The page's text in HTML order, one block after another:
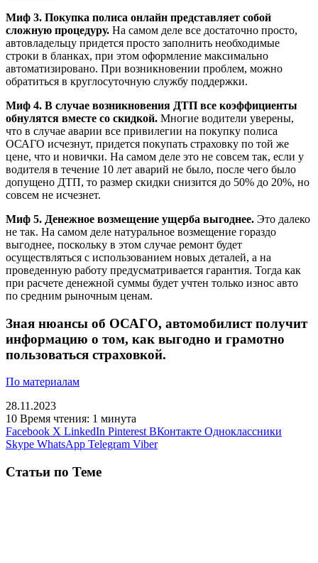
Миф 3. Покупка полиса онлайн представляет собой
сложную процедуру. На самом деле все достаточно просто,
автовладельцу придется просто заполнить необходимые
строки в бланках, при этом оформление максимально
автоматизировано. При возникновении проблем, можно
обратиться в круглосуточную службу поддержки.
Миф 4. В случае возникновения ДТП все коэффициенты
обнулятся вместе со скидкой. Многие водители уверены,
что в случае аварии все привилегии на покупку полиса
ОСАГО исчезнут, придется покупать страховку по той же
цене, что и новички. На самом деле это не совсем так, если у
водителя в течение 10 лет аварий не было, после чего было
допущено ДТП, то размер скидки снизится до 50% до 20%, но
совсем не исчезнет.
Миф 5. Денежное возмещение ущерба выгоднее. Это далеко
не так. На самом деле натуральное возмещение гораздо
выгоднее, поскольку в этом случае ремонт будет
осуществляться с использованием новых деталей, а на
проведенную работу предусматривается гарантия. Тогда как
при расчете денежной суммы будет учтен только износ авто
по средним рыночным ценам.
Зная нюансы об ОСАГО, автомобилист получит
информацию о том, как выгодно и грамотно
пользоваться страховкой.
По материалам
28.11.2023
10 Время чтения: 1 минута
Facebook X LinkedIn Pinterest ВКонтакте Одноклассники
Skype WhatsApp Telegram Viber
Статьи по Теме